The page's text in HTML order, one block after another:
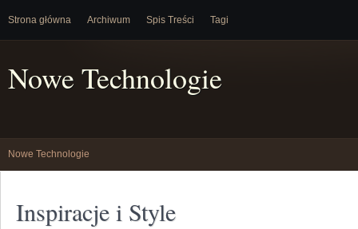
Strona główna Archiwum Spis Treści Tagi
Nowe Technologie
Nowe Technologie
Inspiracje i Style